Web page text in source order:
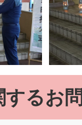
するお